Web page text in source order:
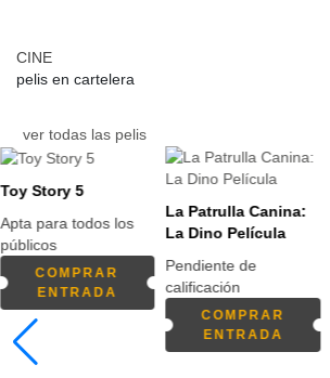
CINE
pelis en cartelera
ver todas las pelis
Toy Story 5
Apta para todos los
públicos
COMPRAR
ENTRADA
La Patrulla Canina:
La Dino Película
Pendiente de
calificación
COMPRAR
ENTRADA